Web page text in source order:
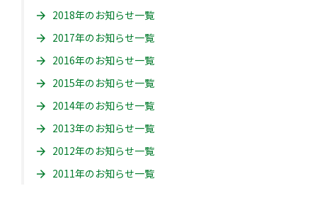
2018年のお知らせ一覧
2017年のお知らせ一覧
2016年のお知らせ一覧
2015年のお知らせ一覧
2014年のお知らせ一覧
2013年のお知らせ一覧
2012年のお知らせ一覧
2011年のお知らせ一覧